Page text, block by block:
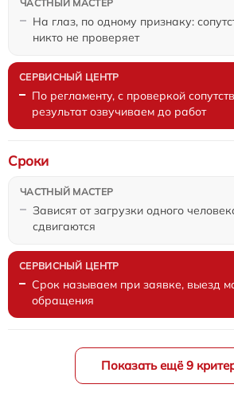
На глаз, по одному признаку:
никто не проверяет
По регламенту, с проверкой
результат озвучиваем до работ
Зависят от загрузки одного
сдвигаются
Сроки
Срок называем при заявке, выезд
обращения
Показать ещё 9